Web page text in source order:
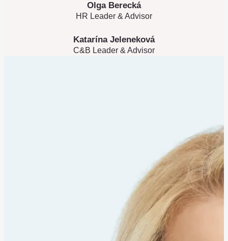
Olga Berecká
HR Leader & Advisor
Katarína Jeleneková
C&B Leader & Advisor